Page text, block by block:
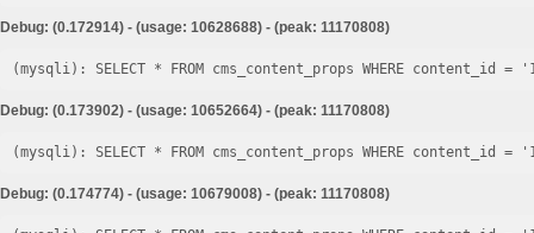
Debug: (0.172914) - (usage: 10628688) - (peak: 11170808)
Debug: (0.173902) - (usage: 10652664) - (peak: 11170808)
Debug: (0.174774) - (usage: 10679008) - (peak: 11170808)